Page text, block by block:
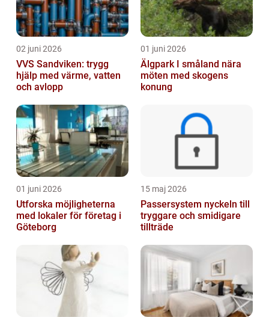
02 juni 2026
VVS Sandviken: trygg
hjälp med värme, vatten
och avlopp
01 juni 2026
Älgpark I småland nära
möten med skogens
konung
01 juni 2026
Utforska möjligheterna
med lokaler för företag i
Göteborg
15 maj 2026
Passersystem nyckeln till
tryggare och smidigare
tillträde